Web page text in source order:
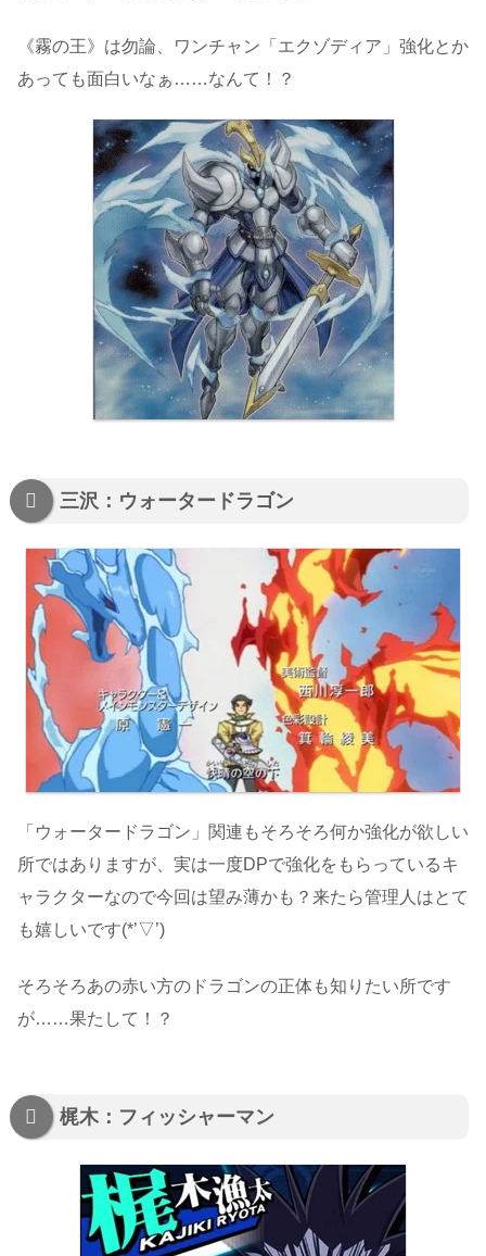
《霧の王》は勿論、ワンチャン「エクゾディア」強化とか
あっても面白いなぁ……なんて！？
三沢：ウォータードラゴン
「ウォータードラゴン」関連もそろそろ何か強化が欲しい
所ではありますが、実は一度DPで強化をもらっているキ
ャラクターなので今回は望み薄かも？来たら管理人はとて
も嬉しいです(*’▽’)
そろそろあの赤い方のドラゴンの正体も知りたい所です
が……果たして！？
梶木：フィッシャーマン